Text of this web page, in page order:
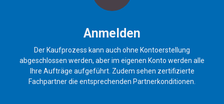
Anmelden
Der Kaufprozess kann auch ohne Kontoerstellung
abgeschlossen werden, aber im eigenen Konto werden alle
Ihre Aufträge aufgeführt. Zudem sehen zertifizierte
Fachpartner die entsprechenden Partnerkonditionen.